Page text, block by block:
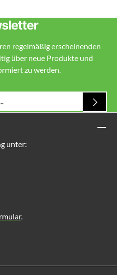
regelmäßig erscheinenden
über neue Produkte und
zu werden.
unter:
.